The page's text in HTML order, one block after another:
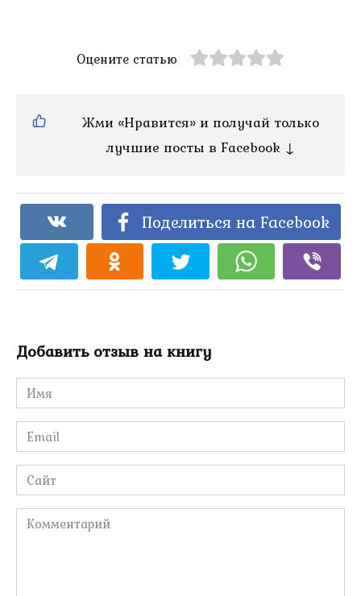
Оцените статью
Жми «Нравится» и получай только
лучшие посты в Facebook ↓
Поделиться на Facebook
Добавить отзыв на книгу
Имя
*
Email
*
Сайт
Комментарий